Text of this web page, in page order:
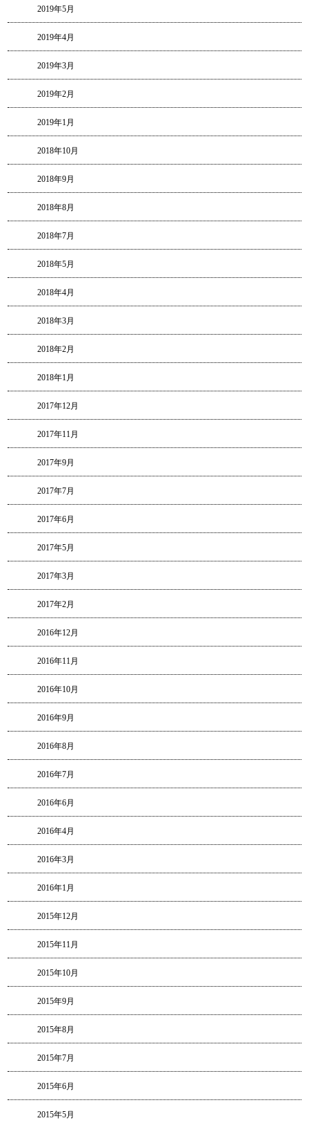
2019年5月
2019年4月
2019年3月
2019年2月
2019年1月
2018年10月
2018年9月
2018年8月
2018年7月
2018年5月
2018年4月
2018年3月
2018年2月
2018年1月
2017年12月
2017年11月
2017年9月
2017年7月
2017年6月
2017年5月
2017年3月
2017年2月
2016年12月
2016年11月
2016年10月
2016年9月
2016年8月
2016年7月
2016年6月
2016年4月
2016年3月
2016年1月
2015年12月
2015年11月
2015年10月
2015年9月
2015年8月
2015年7月
2015年6月
2015年5月